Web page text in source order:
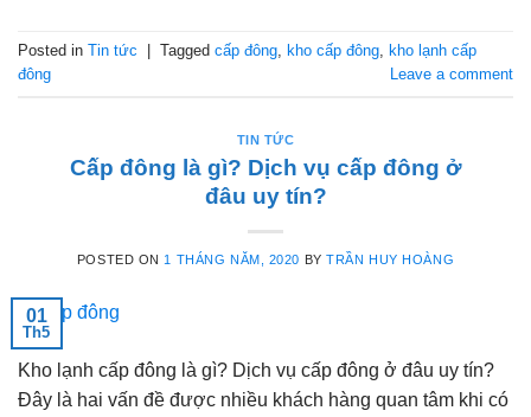
Posted in Tin tức Tagged cấp đông, kho cấp đông, kho lạnh cấp
đông
Leave a comment
TIN TỨC
Cấp đông là gì? Dịch vụ cấp đông ở
đâu uy tín?
POSTED ON 1 THÁNG NĂM, 2020 BYTRẦN HUY HOÀNG
01
Th5
Kho lạnh cấp đông là gì? Dịch vụ cấp đông ở đâu uy tín?
Đây là hai vấn đề được nhiều khách hàng quan tâm khi có